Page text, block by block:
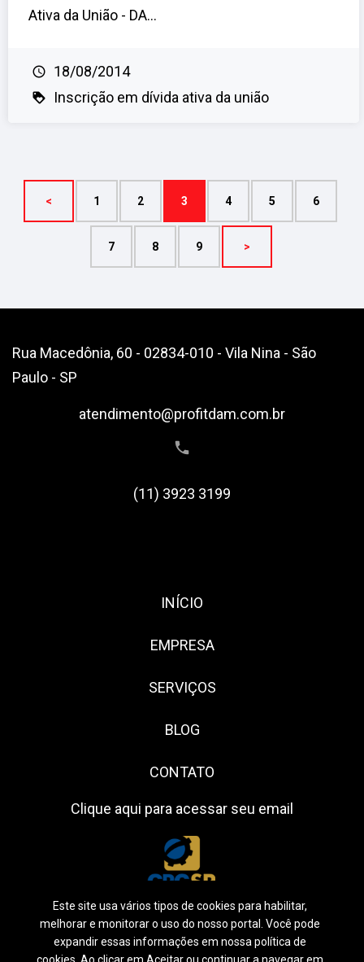
Ativa da União - DA...
18/08/2014
Inscrição em dívida ativa da união
< 1 2 3 4 5 6
7 8 9 >
Este site usa vários tipos de cookies para habilitar,
melhorar e monitorar o uso do nosso portal. Você pode
expandir essas informações em nossa política de
Rua Macedônia, 60 - 02834-010 - Vila Nina - São
Paulo - SP
atendimento@profitdam.com.br
(11) 3923 3199
INÍCIO
EMPRESA
SERVIÇOS
BLOG
CONTATO
Clique aqui para acessar seu email